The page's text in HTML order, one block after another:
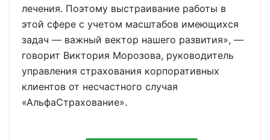
лечения. Поэтому выстраивание работы в
этой сфере с учетом масштабов имеющихся
задач — важный вектор нашего развития», —
говорит Виктория Морозова, руководитель
управления страхования корпоративных
клиентов от несчастного случая
«АльфаСтрахование».